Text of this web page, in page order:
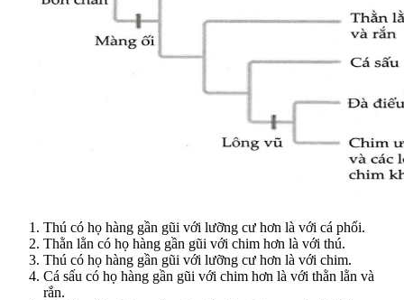
Thú có họ hàng gần gũi với lưỡng cư hơn là với cá phổi.
Thằn lằn có họ hàng gần gũi với chim hơn là với thú.
Thú có họ hàng gần gũi với lưỡng cư hơn là với chim.
Cá sấu có họ hàng gần gũi với chim hơn là với thằn lằn và
rắn.